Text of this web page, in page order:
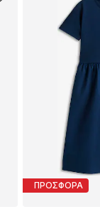
ΠΡΟΣΦΟΡΑ